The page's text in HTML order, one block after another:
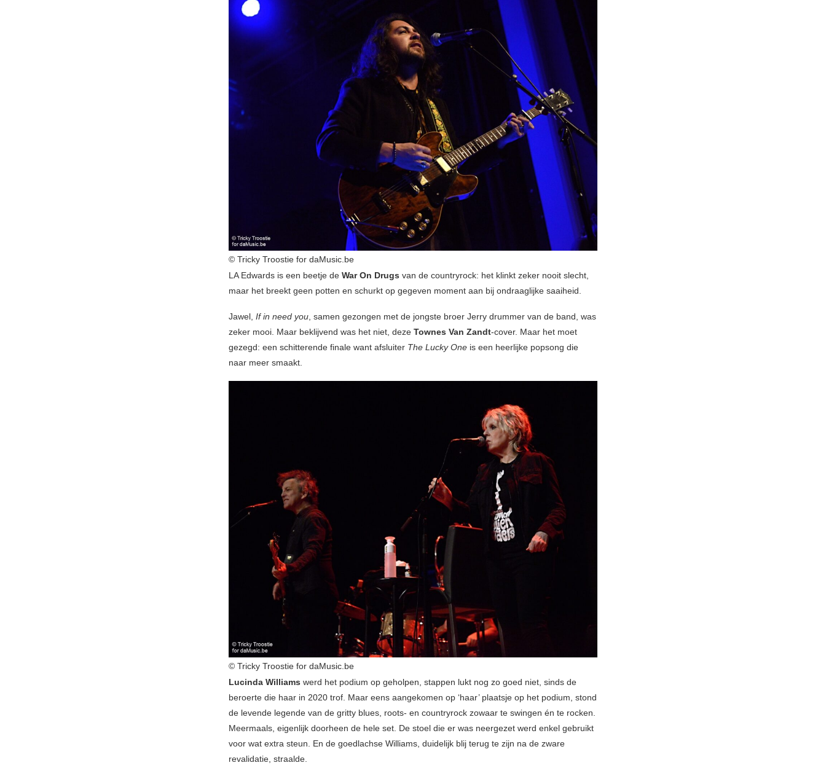
© Tricky Troostie for daMusic.be
LA Edwards is een beetje de War On Drugs van de countryrock: het klinkt zeker nooit slecht,
maar het breekt geen potten en schurkt op gegeven moment aan bij ondraaglijke saaiheid.
Jawel, If in need you , samen gezongen met de jongste broer Jerry drummer van de band, was
zeker mooi. Maar beklijvend was het niet, deze Townes Van Zandt-cover. Maar het moet
gezegd: een schitterende finale want afsluiter The Lucky One is een heerlijke popsong die
naar meer smaakt.
© Tricky Troostie for daMusic.be
Lucinda Williams werd het podium op geholpen, stappen lukt nog zo goed niet, sinds de
beroerte die haar in 2020 trof. Maar eens aangekomen op ‘haar’ plaatsje op het podium, stond
de levende legende van de gritty blues, roots- en countryrock zowaar te swingen én te rocken.
Meermaals, eigenlijk doorheen de hele set. De stoel die er was neergezet werd enkel gebruikt
voor wat extra steun. En de goedlachse Williams, duidelijk blij terug te zijn na de zware
revalidatie, straalde.